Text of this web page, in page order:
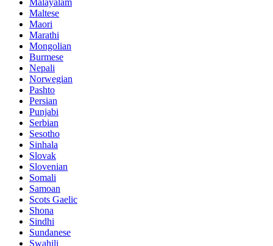
Maltese
Maori
Marathi
Mongolian
Burmese
Nepali
Norwegian
Pashto
Persian
Punjabi
Serbian
Sesotho
Sinhala
Slovak
Slovenian
Somali
Samoan
Scots Gaelic
Shona
Sindhi
Sundanese
Swahili